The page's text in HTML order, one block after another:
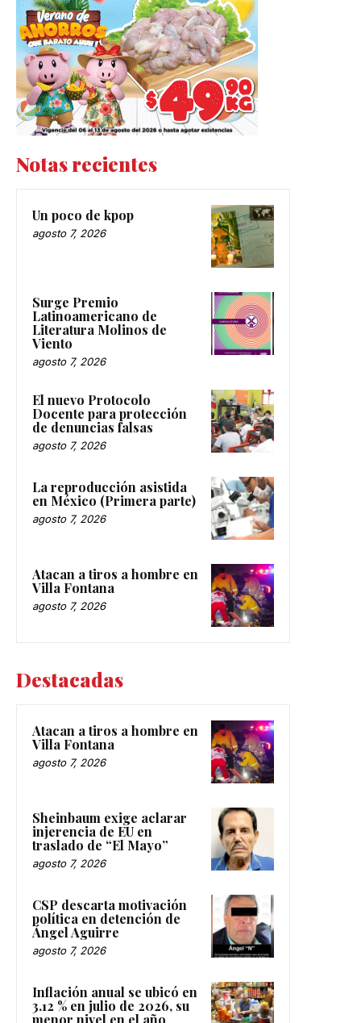
Notas recientes
Un poco de kpop
agosto 7, 2026
Surge Premio
Latinoamericano de
Literatura Molinos de
Viento
agosto 7, 2026
El nuevo Protocolo
Docente para protección
de denuncias falsas
agosto 7, 2026
La reproducción asistida
en México (Primera parte)
agosto 7, 2026
Atacan a tiros a hombre en
Villa Fontana
agosto 7, 2026
Destacadas
Atacan a tiros a hombre en
Villa Fontana
agosto 7, 2026
Sheinbaum exige aclarar
injerencia de EU en
traslado de “El Mayo”
agosto 7, 2026
CSP descarta motivación
política en detención de
Ángel Aguirre
agosto 7, 2026
Inflación anual se ubicó en
3.12 % en julio de 2026, su
menor nivel en el año